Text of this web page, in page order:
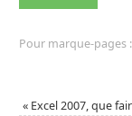
Pour marque-pages :
« Excel 2007, que